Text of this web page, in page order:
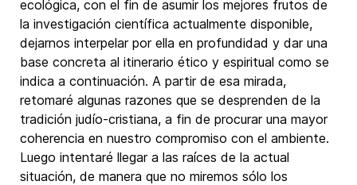
ecológica, con el fin de asumir los mejores frutos de
la investigación científica actualmente disponible,
dejarnos interpelar por ella en profundidad y dar una
base concreta al itinerario ético y espiritual como se
indica a continuación. A partir de esa mirada,
retomaré algunas razones que se desprenden de la
tradición judío-cristiana, a fin de procurar una mayor
coherencia en nuestro compromiso con el ambiente.
Luego intentaré llegar a las raíces de la actual
situación, de manera que no miremos sólo los